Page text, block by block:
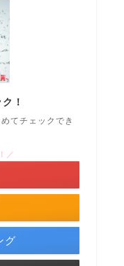
！
てチェックでき
／
グ